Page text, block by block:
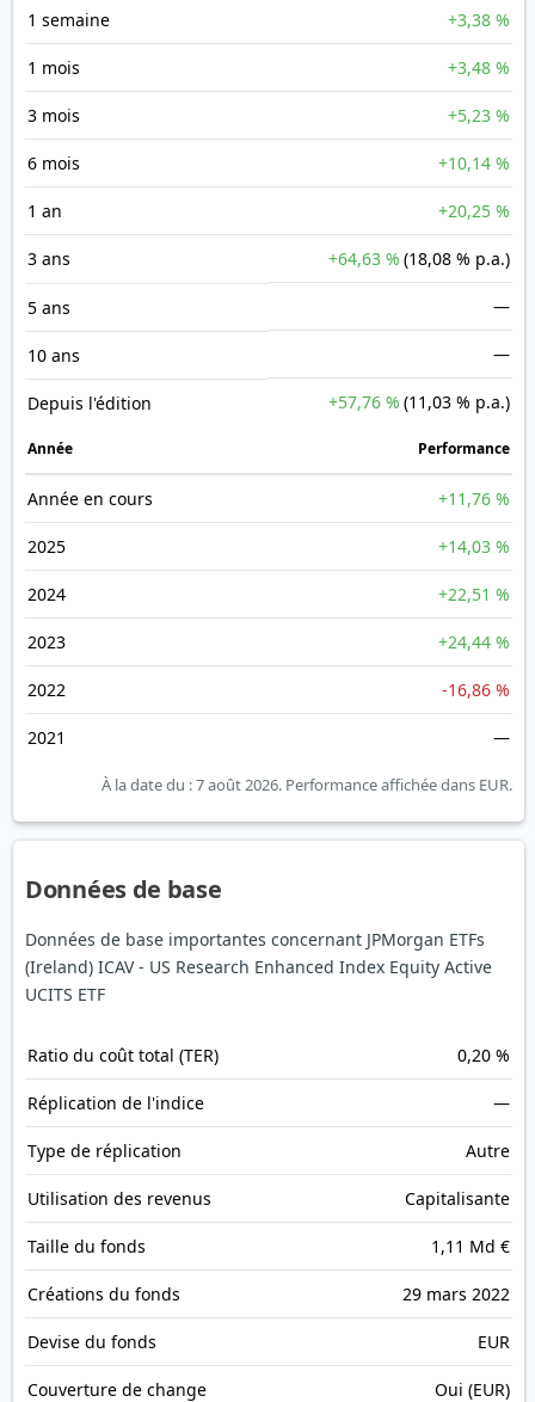
1 semaine +3,38 %
1 mois +3,48 %
3 mois +5,23 %
6 mois +10,14 %
1 an +20,25 %
3 ans +64,63 % (18,08 % p.a.)
5 ans —
10 ans —
Depuis l'édition +57,76 % (11,03 % p.a.)
Année Performance
Année en cours +11,76 %
2025 +14,03 %
2024 +22,51 %
2023 +24,44 %
2022 -16,86 %
2021 —
À la date du : 7 août 2026. Performance affichée dans EUR.
Données de base
Données de base importantes concernant JPMorgan ETFs
(Ireland) ICAV - US Research Enhanced Index Equity Active
UCITS ETF
Ratio du coût total (TER) 0,20 %
Réplication de l'indice —
Type de réplication Autre
Utilisation des revenus Capitalisante
Taille du fonds 1,11 Md €
Créations du fonds 29 mars 2022
Devise du fonds EUR
Couverture de change Oui (EUR)